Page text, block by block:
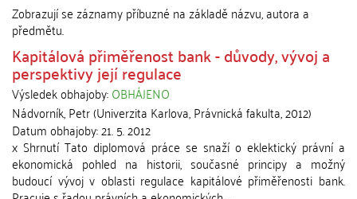
Zobrazují se záznamy příbuzné na základě názvu, autora a
předmětu.
Kapitálová přiměřenost bank - důvody, vývoj a
perspektivy její regulace
Výsledek obhajoby:OBHÁJENO
Nádvorník, Petr(Univerzita Karlova, Právnická fakulta,2012)
Datum obhajoby:21. 5. 2012
x Shrnutí Tato diplomová práce se snaží o eklektický právní a
ekonomická pohled na historii, současné principy a možný
budoucí vývoj v oblasti regulace kapitálové přiměřenosti bank.